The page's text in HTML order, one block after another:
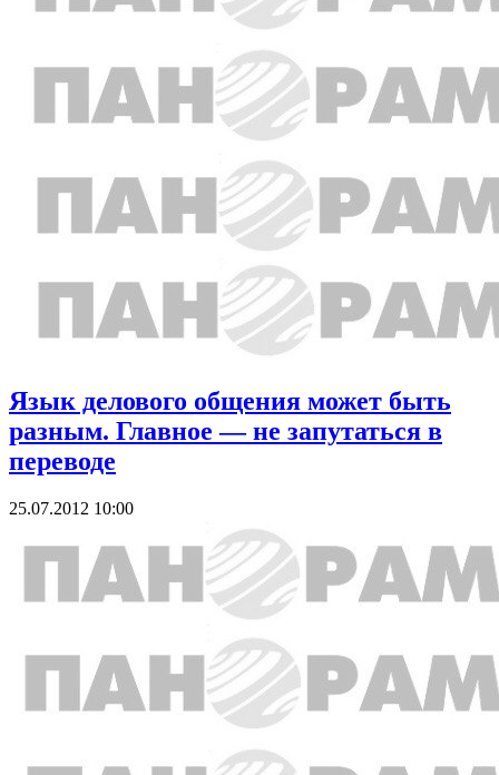
Язык делового общения может быть
разным. Главное — не запутаться в
переводе
25.07.2012 10:00